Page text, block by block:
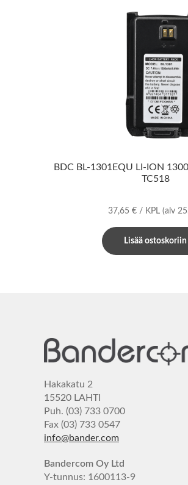
BDC BL-1301EQU LI-ION
TC518
37,65 €/ KPL (alv
Lisää ostoskoriin
Hakakatu 2
15520 LAHTI
Puh. (03) 733 0700
Fax (03) 733 0547
info@bander.com
Bandercom Oy Ltd
Y-tunnus: 1600113-9